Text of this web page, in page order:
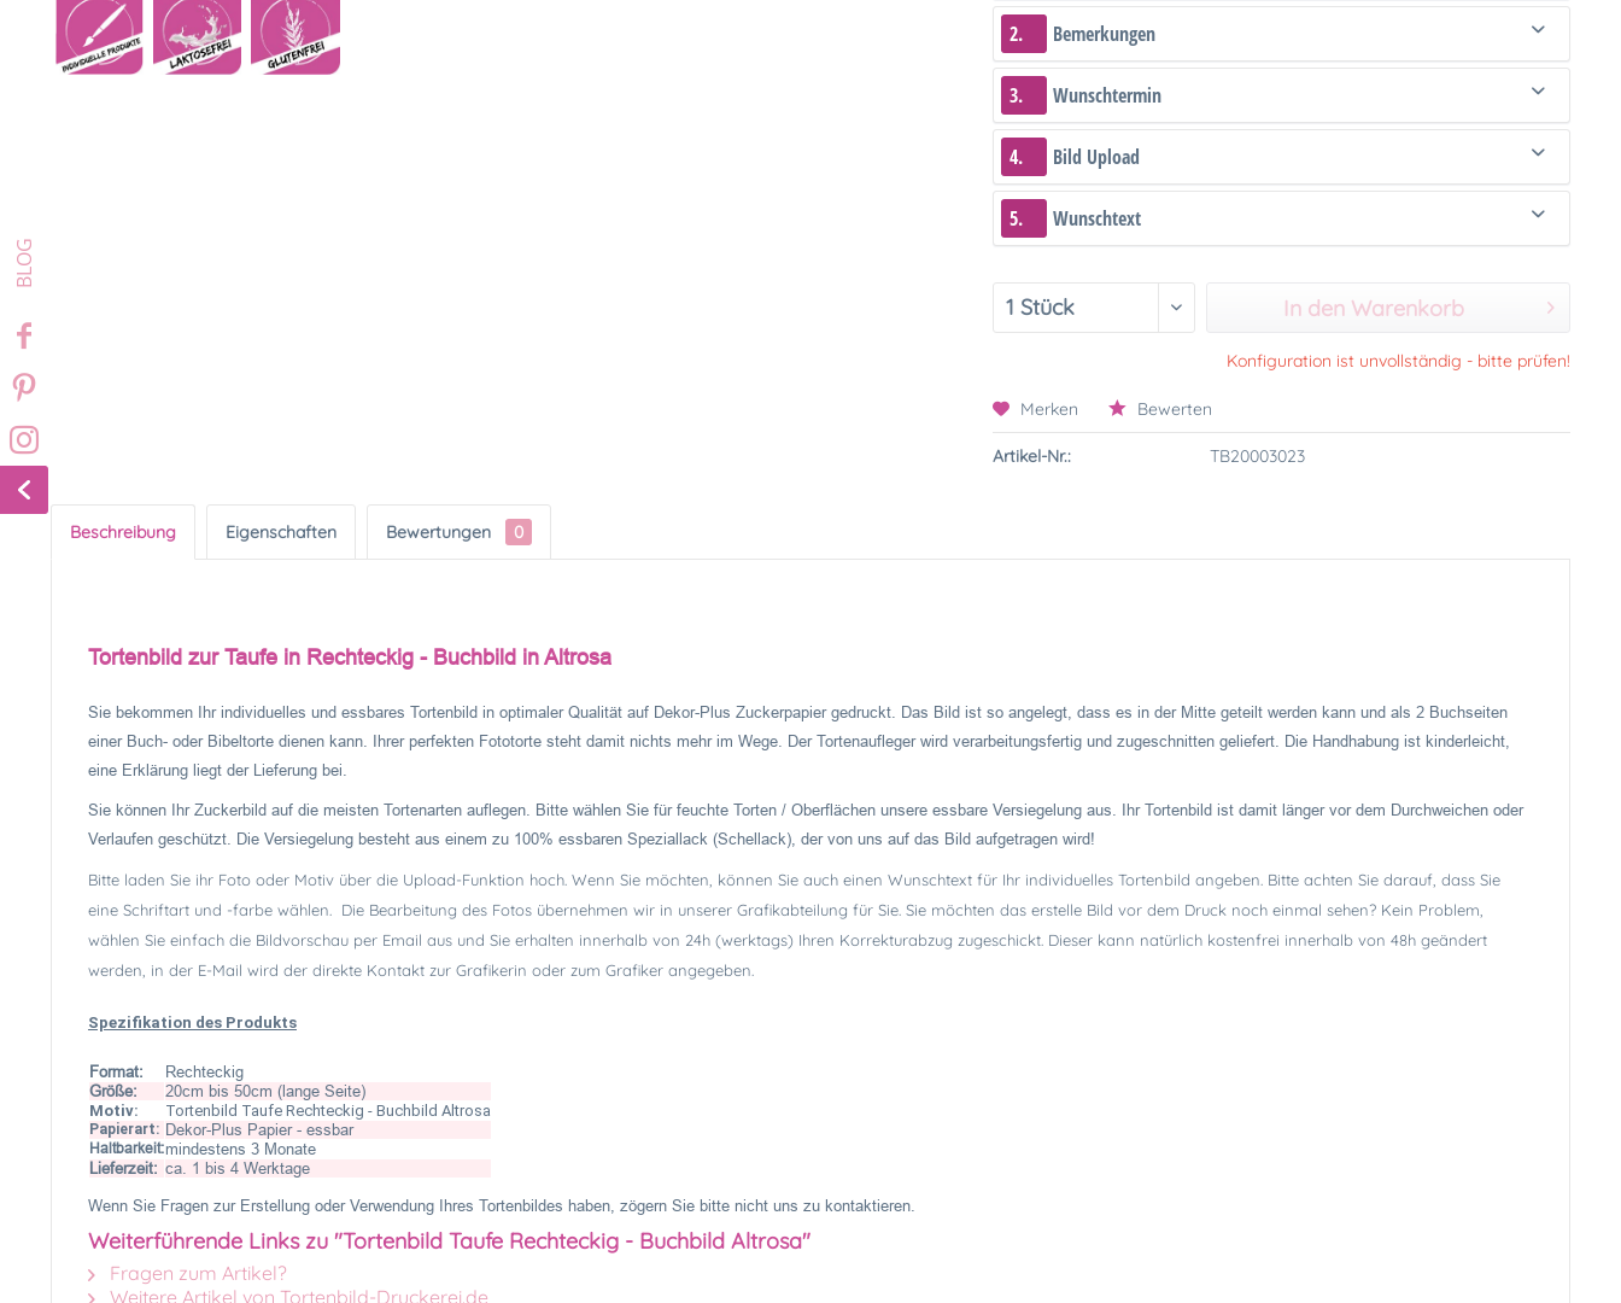
2. Bemerkungen
3. Wunschtermin
4. Bild Upload
5. Wunschtext
In den Warenkorb
Konfiguration ist unvollständig - bitte prüfen!
Merken Bewerten
Artikel-Nr.: TB20003023
Beschreibung Eigenschaften Bewertungen 0
Tortenbild zur Taufe in Rechteckig - Buchbild in Altrosa
Sie bekommen Ihr individuelles und essbares Tortenbild in optimaler Qualität auf Dekor-Plus Zuckerpapier gedruckt. Das Bild ist so angelegt, dass es in der Mitte geteilt werden kann und als 2 Buchseiten
einer Buch- oder Bibeltorte dienen kann. Ihrer perfekten Fototorte steht damit nichts mehr im Wege. Der Tortenaufleger wird verarbeitungsfertig und zugeschnitten geliefert. Die Handhabung ist kinderleicht,
eine Erklärung liegt der Lieferung bei.
Sie können Ihr Zuckerbild auf die meisten Tortenarten auflegen. Bitte wählen Sie für feuchte Torten / Oberflächen unsere essbare Versiegelung aus. Ihr Tortenbild ist damit länger vor dem Durchweichen oder
Verlaufen geschützt. Die Versiegelung besteht aus einem zu 100% essbaren Speziallack (Schellack), der von uns auf das Bild aufgetragen wird!
Bitte laden Sie ihr Foto oder Motiv über die Upload-Funktion hoch. Wenn Sie möchten, können Sie auch einen Wunschtext für Ihr individuelles Tortenbild angeben. Bitte achten Sie darauf, dass Sie
eine Schriftart und -farbe wählen. Die Bearbeitung des Fotos übernehmen wir in unserer Grafikabteilung für Sie. Sie möchten das erstelle Bild vor dem Druck noch einmal sehen? Kein Problem,
wählen Sie einfach die Bildvorschau per Email aus und Sie erhalten innerhalb von 24h (werktags) Ihren Korrekturabzug zugeschickt. Dieser kann natürlich kostenfrei innerhalb von 48h geändert
werden, in der E-Mail wird der direkte Kontakt zur Grafikerin oder zum Grafiker angegeben.
Spezifikation des Produkts
Format:
Rechteckig
Größe:
20cm bis 50cm (lange Seite)
Motiv:
Tortenbild Taufe Rechteckig - Buchbild Altrosa
Papierart: Dekor-Plus Papier - essbar
Haltbarkeit:mindestens 3 Monate
Lieferzeit: ca. 1 bis 4 Werktage
Wenn Sie Fragen zur Erstellung oder Verwendung Ihres Tortenbildes haben, zögern Sie bitte nicht uns zu kontaktieren.
Weiterführende Links zu "Tortenbild Taufe Rechteckig - Buchbild Altrosa"
Fragen zum Artikel?
Weitere Artikel von Tortenbild-Druckerei.de